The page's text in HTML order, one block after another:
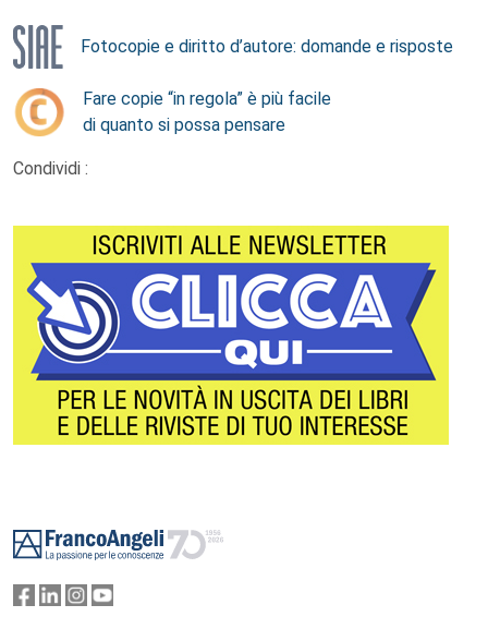
Fotocopie e diritto d’autore: domande e risposte
Fare copie “in regola” è più facile
di quanto si possa pensare
Condividi :